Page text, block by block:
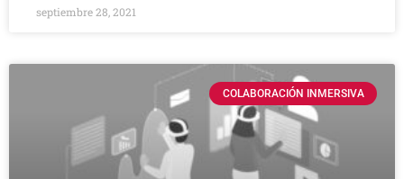
septiembre 28, 2021
COLABORACIÓN INMERSIVA